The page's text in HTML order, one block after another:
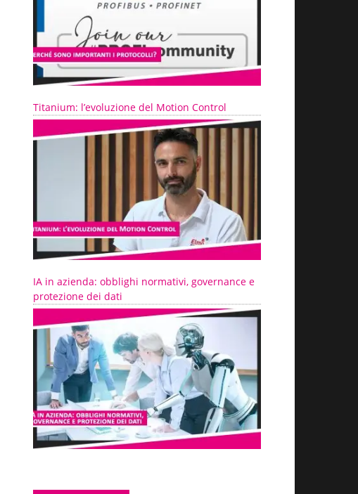
Titanium: l’evoluzione del Motion Control
IA in azienda: obblighi normativi, governance e
protezione dei dati